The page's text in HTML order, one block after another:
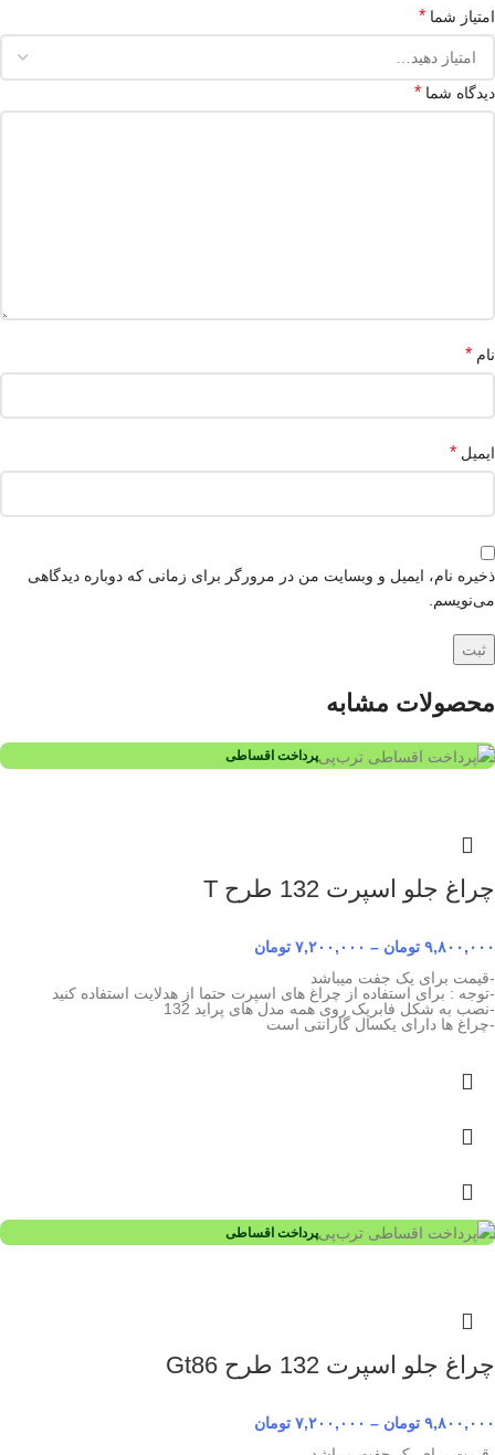
امتیاز شما *
دیدگاه شما *
نام *
ایمیل *
ذخیره نام، ایمیل و وبسایت من در مرورگر برای زمانی که دوباره دیدگاهی
می‌نویسم.
محصولات مشابه
پرداخت اقساطی
چراغ جلو اسپرت 132 طرح T
۹,۸۰۰,۰۰۰ تومان – ۷,۲۰۰,۰۰۰ تومان
-قیمت برای یک جفت میباشد
-توجه : برای استفاده از چراغ های اسپرت حتما از هدلایت استفاده کنید
-نصب به شکل فابریک روی همه مدل های پراید 132
-چراغ ها دارای یکسال گارانتی است
پرداخت اقساطی
چراغ جلو اسپرت 132 طرح Gt86
۹,۸۰۰,۰۰۰ تومان – ۷,۲۰۰,۰۰۰ تومان